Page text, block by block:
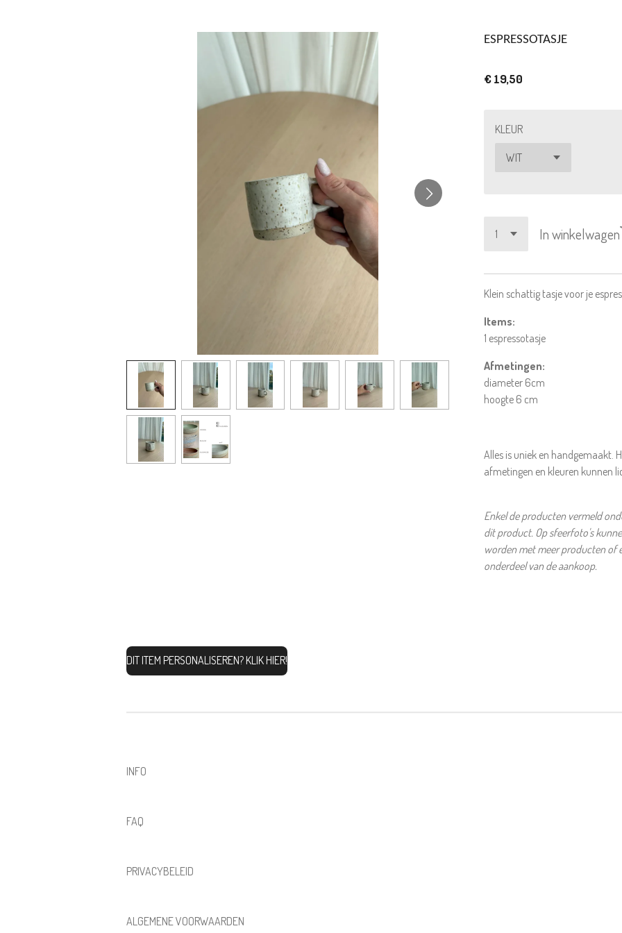
ESPRESSOTASJE
€ 19,50
KLEUR
In winkelwagen
Klein schattig tasje voor je
Items:
1 espressotasje
Afmetingen:
diameter 6cm
hoogte 6 cm
Alles is uniek en handgemaakt.
afmetingen en kleuren kunnen
Enkel de producten vermeld
dit product. Op sfeerfoto's
worden met meer producten of
onderdeel van de aankoop.
DIT ITEM PERSONALISEREN? KLIK HIER!
INFO
FAQ
PRIVACYBELEID
ALGEMENE VOORWAARDEN